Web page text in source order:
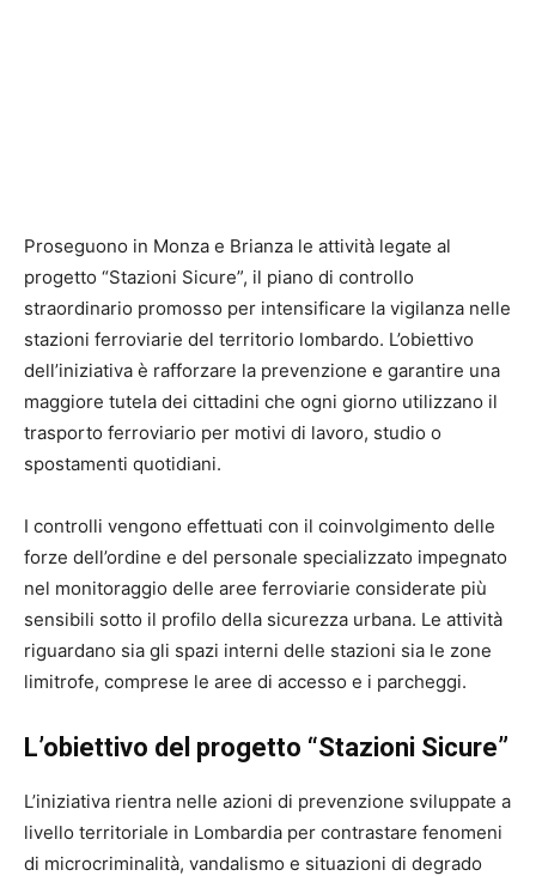
Proseguono in Monza e Brianza le attività legate al
progetto “Stazioni Sicure”, il piano di controllo
straordinario promosso per intensificare la vigilanza nelle
stazioni ferroviarie del territorio lombardo. L’obiettivo
dell’iniziativa è rafforzare la prevenzione e garantire una
maggiore tutela dei cittadini che ogni giorno utilizzano il
trasporto ferroviario per motivi di lavoro, studio o
spostamenti quotidiani.
I controlli vengono effettuati con il coinvolgimento delle
forze dell’ordine e del personale specializzato impegnato
nel monitoraggio delle aree ferroviarie considerate più
sensibili sotto il profilo della sicurezza urbana. Le attività
riguardano sia gli spazi interni delle stazioni sia le zone
limitrofe, comprese le aree di accesso e i parcheggi.
L’obiettivo del progetto “Stazioni Sicure”
L’iniziativa rientra nelle azioni di prevenzione sviluppate a
livello territoriale in Lombardia per contrastare fenomeni
di microcriminalità, vandalismo e situazioni di degrado